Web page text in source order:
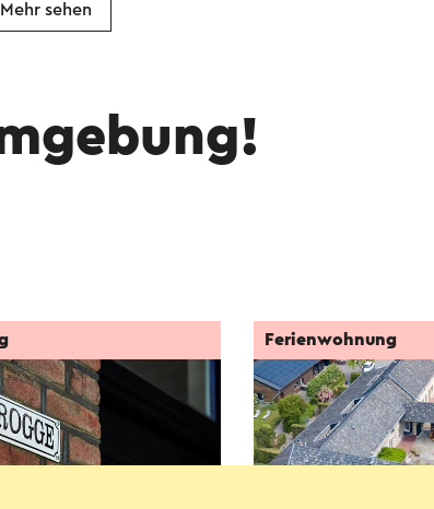
Mehr sehen
Ferienwohnung